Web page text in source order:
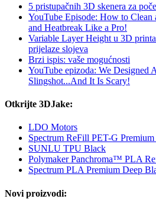
5 pristupačnih 3D skenera za
YouTube Episode: How to
and Heatbreak Like a Pro!
Variable Layer Height u 3D
prijelaze slojeva
Brzi ispis: vaše mogućnosti
YouTube epizoda: We Designed
Slingshot...And It Is Scary!
Otkrijte 3DJake:
LDO Motors
Spectrum ReFill PET-G
SUNLU TPU Black
Polymaker Panchroma™ PLA
Spectrum PLA Premium Deep
Novi proizvodi: